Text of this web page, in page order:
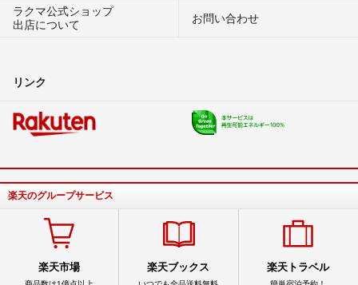
ラクマ公式ショップ
出店について
お問い合わせ
リンク
楽天のグループサービス
楽天市場 楽天ブックス 楽天トラベル